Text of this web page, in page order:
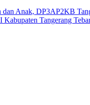
dan Anak, DP3AP2KB
Kabupaten Tangerang